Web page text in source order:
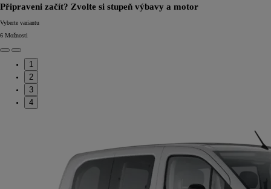
Připraveni začít? Zvolte si stupeň výbavy a motor
Vyberte variantu
6 Možnosti
1
2
3
4